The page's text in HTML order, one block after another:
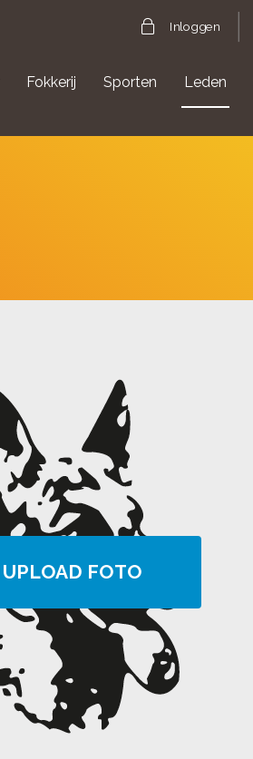
Inloggen
Fokkerij Sporten Leden